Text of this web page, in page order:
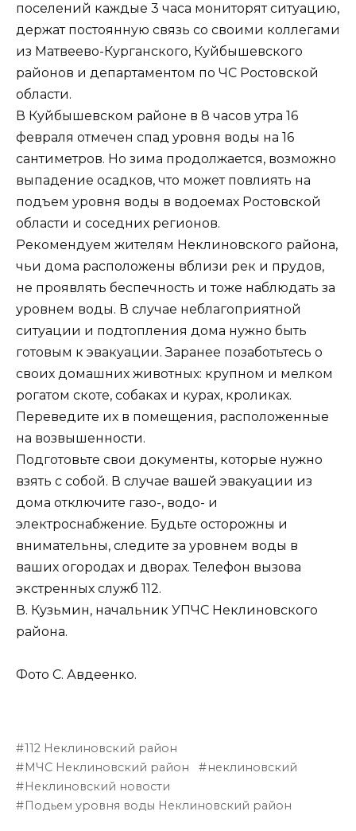
поселений каждые 3 часа мониторят ситуацию,
держат постоянную связь со своими коллегами
из Матвеево-Курганского, Куйбышевского
районов и департаментом по ЧС Ростовской
области.
В Куйбышевском районе в 8 часов утра 16
февраля отмечен спад уровня воды на 16
сантиметров. Но зима продолжается, возможно
выпадение осадков, что может повлиять на
подъем уровня воды в водоемах Ростовской
области и соседних регионов.
Рекомендуем жителям Неклиновского района,
чьи дома расположены вблизи рек и прудов,
не проявлять беспечность и тоже наблюдать за
уровнем воды. В случае неблагоприятной
ситуации и подтопления дома нужно быть
готовым к эвакуации. Заранее позаботьтесь о
своих домашних животных: крупном и мелком
рогатом скоте, собаках и курах, кроликах.
Переведите их в помещения, расположенные
на возвышенности.
Подготовьте свои документы, которые нужно
взять с собой. В случае вашей эвакуации из
дома отключите газо-, водо- и
электроснабжение. Будьте осторожны и
внимательны, следите за уровнем воды в
ваших огородах и дворах. Телефон вызова
экстренных служб 112.
В. Кузьмин, начальник УПЧС Неклиновского
района.
Фото С. Авдеенко.
112 Неклиновский район
МЧС Неклиновский район
неклиновский
Неклиновский новости
Подьем уровня воды Неклиновский район